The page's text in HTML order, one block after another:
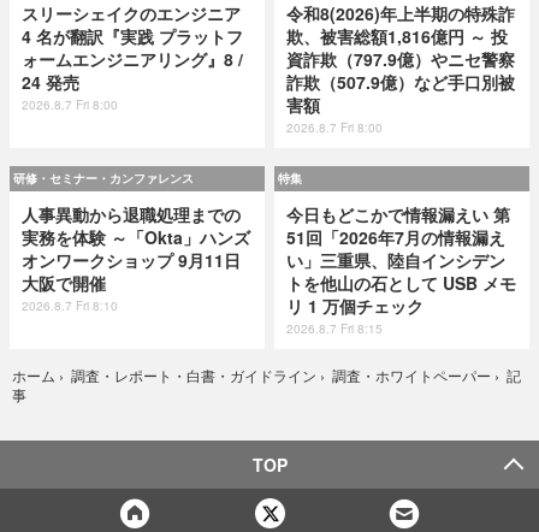
スリーシェイクのエンジニア
4 名が翻訳『実践 プラットフ
ォームエンジニアリング』8 /
24 発売
2026.8.7 Fri 8:00
令和8(2026)年上半期の特殊詐
欺、被害総額1,816億円 ～ 投
資詐欺（797.9億）やニセ警察
詐欺（507.9億）など手口別被
害額
2026.8.7 Fri 8:00
研修・セミナー・カンファレンス
人事異動から退職処理までの
実務を体験 ～「Okta」ハンズ
オンワークショップ 9月11日
大阪で開催
2026.8.7 Fri 8:10
特集
今日もどこかで情報漏えい 第
51回「2026年7月の情報漏え
い」三重県、陸自インシデン
トを他山の石として USB メモ
リ 1 万個チェック
2026.8.7 Fri 8:15
ホーム › 調査・レポート・白書・ガイドライン › 調査・ホワイトペーパー › 記
事
TOP